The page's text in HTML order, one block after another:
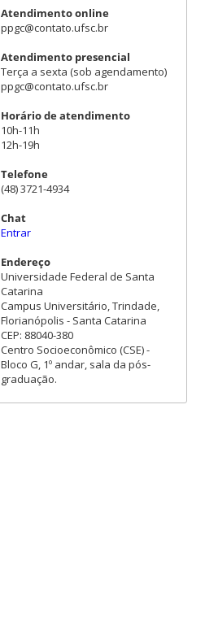
Atendimento online
ppgc@contato.ufsc.br
Atendimento presencial
Terça a sexta (sob agendamento)
ppgc@contato.ufsc.br
Horário de atendimento
10h-11h
12h-19h
Telefone
(48) 3721-4934
Chat
Entrar
Endereço
Universidade Federal de Santa
Catarina
Campus Universitário, Trindade,
Florianópolis - Santa Catarina
CEP: 88040-380
Centro Socioeconômico (CSE) -
Bloco G, 1º andar, sala da pós-
graduação.